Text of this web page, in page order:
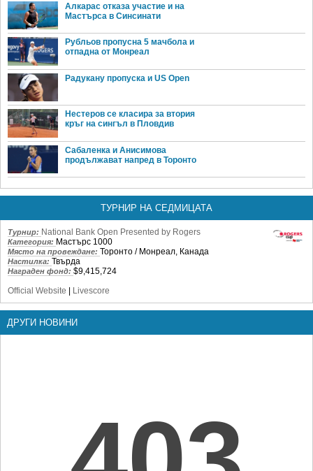
Алкарас отказа участие и на
Мастърса в Синсинати
Рубльов пропусна 5 мачбола и
отпадна от Монреал
Радукану пропуска и US Open
Нестеров се класира за втория
кръг на сингъл в Пловдив
Сабаленка и Анисимова
продължават напред в Торонто
ТУРНИР НА СЕДМИЦАТА
Турнир: National Bank Open Presented by Rogers
Категория: Мастърс 1000
Място на провеждане: Торонто / Монреал, Канада
Настилка: Твърда
Награден фонд: $9,415,724
Official Website
Livescore
ДРУГИ НОВИНИ